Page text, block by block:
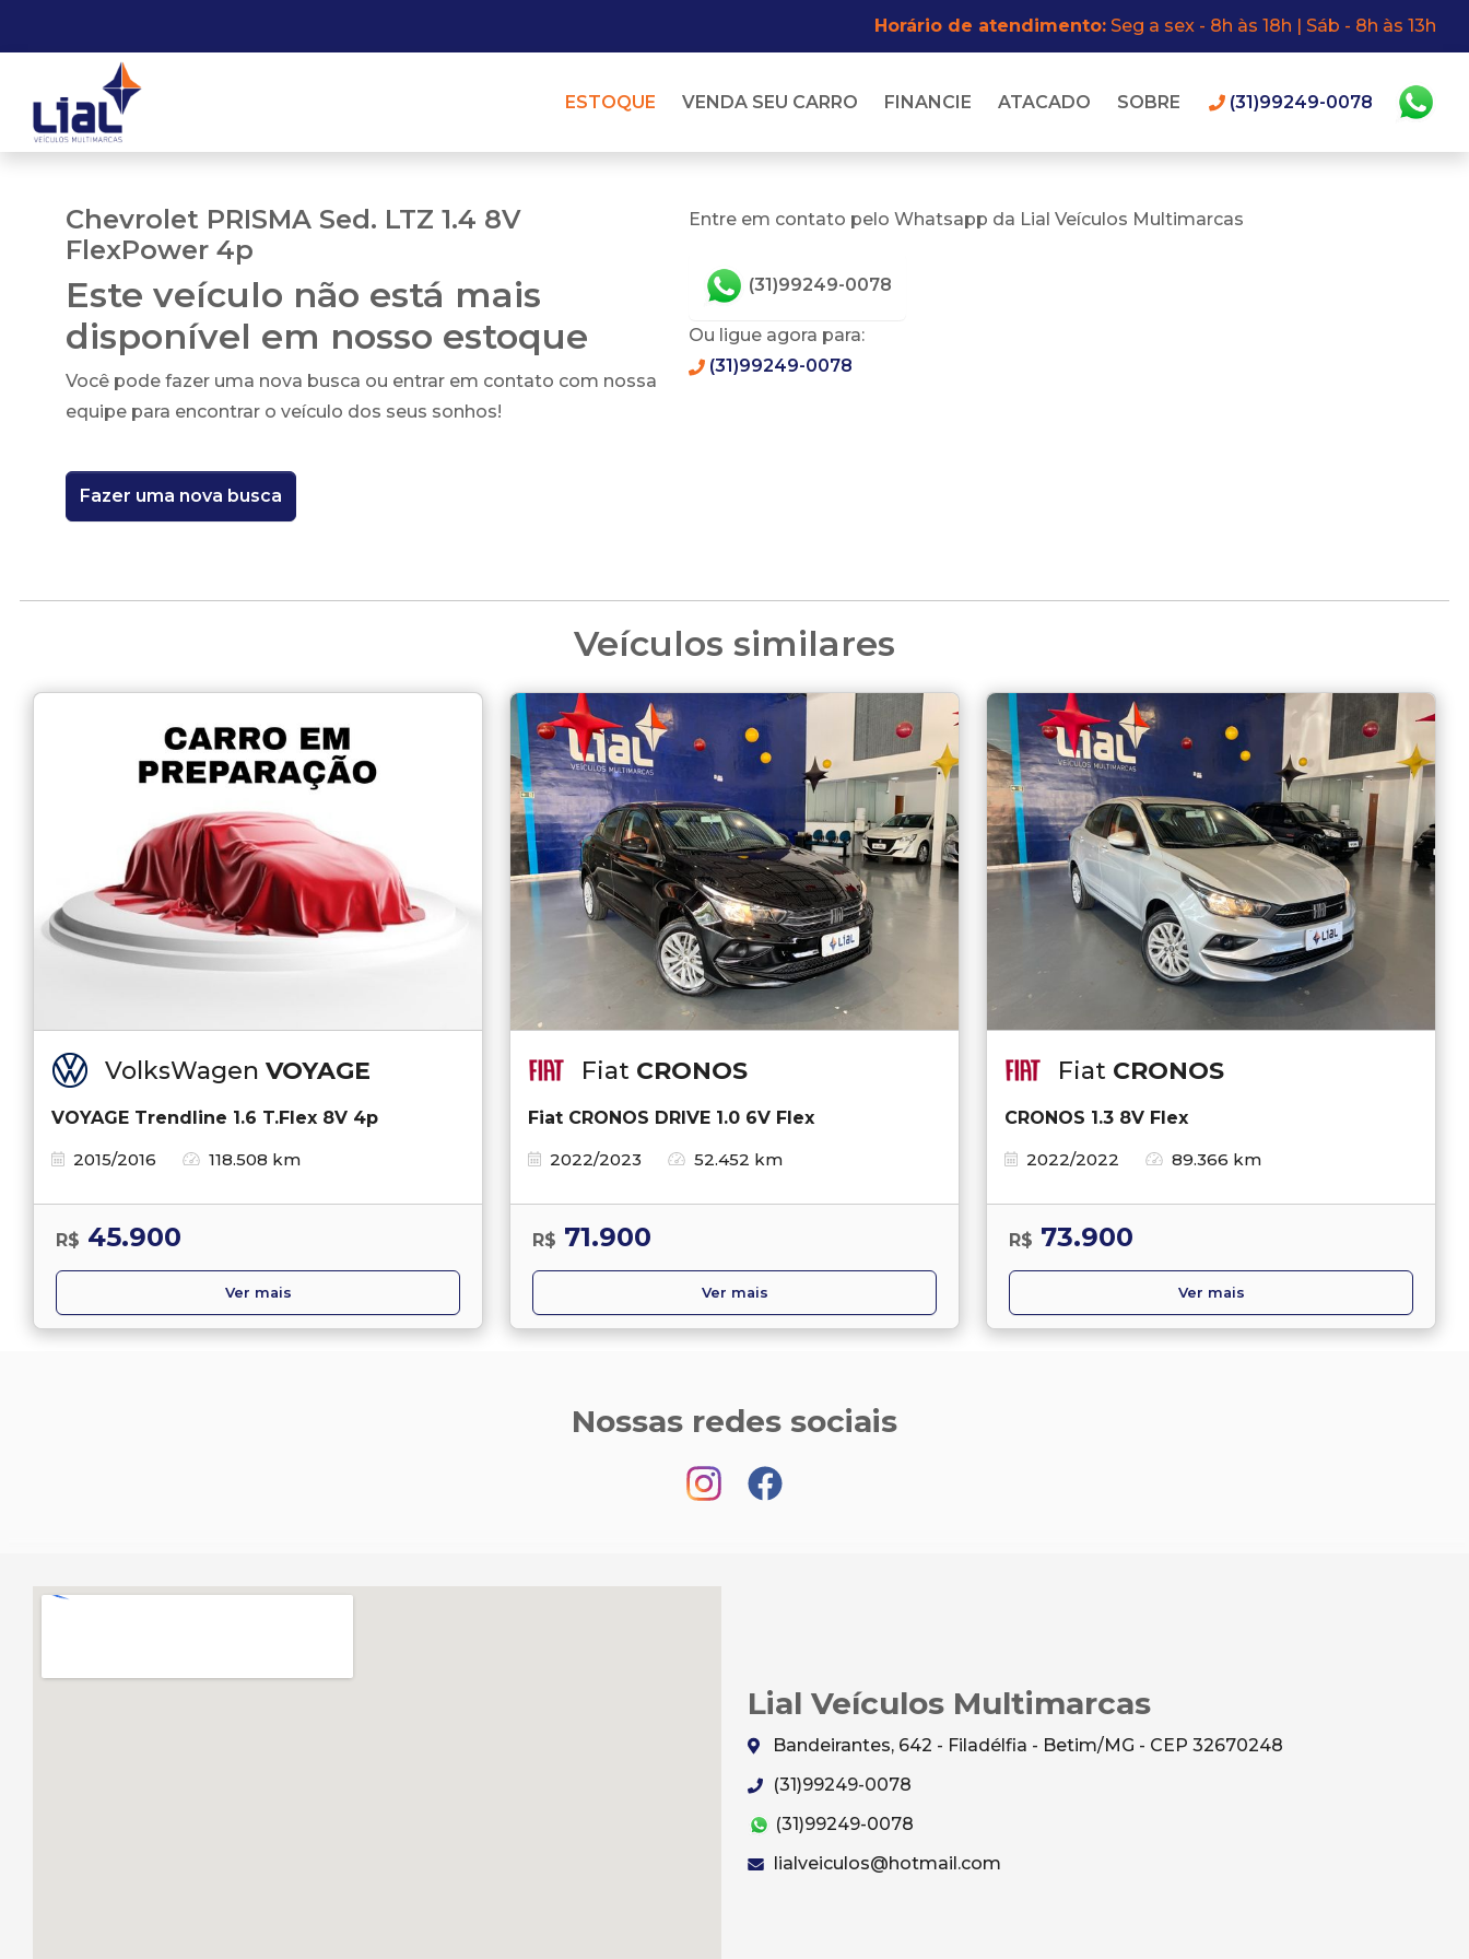
Horário de atendimento: Seg a sex - 8h às 18h | Sáb - 8h às 13h
ESTOQUE VENDA SEU CARRO FINANCIE ATACADO SOBRE (31)99249-0078
Chevrolet PRISMA Sed. LTZ 1.4 8V
FlexPower 4p
Este veículo não está mais
disponível em nosso estoque
Você pode fazer uma nova busca ou entrar em contato com nossa
equipe para encontrar o veículo dos seus sonhos!
Fazer uma nova busca
Entre em contato pelo Whatsapp da Lial Veículos Multimarcas
(31)99249-0078
Ou ligue agora para:
(31)99249-0078
Veículos similares
VolksWagen VOYAGE
VOYAGE Trendline 1.6 T.Flex 8V 4p
2015/2016
118.508 km
R$ 45.900
Ver mais
Fiat CRONOS
Fiat CRONOS DRIVE 1.0 6V Flex
2022/2023
52.452 km
R$ 71.900
Ver mais
Fiat CRONOS
CRONOS 1.3 8V Flex
2022/2022
89.366 km
R$ 73.900
Ver mais
Nossas redes sociais
Lial Veículos Multimarcas
Bandeirantes, 642 - Filadélfia - Betim/MG - CEP 32670248
(31)99249-0078
(31)99249-0078
lialveiculos@hotmail.com